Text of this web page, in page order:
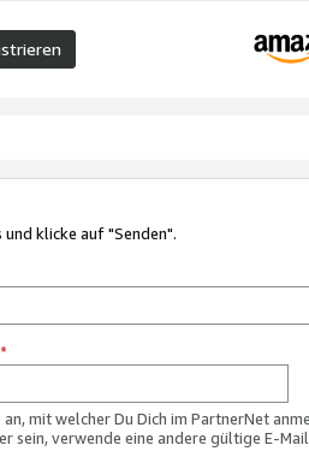
klicke auf "Senden".
*
mit welcher Du Dich im PartnerNet
sein, verwende eine andere gültige E-